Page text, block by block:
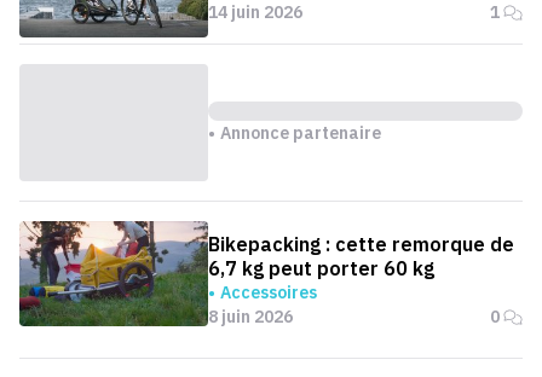
14 juin 2026
1
Annonce partenaire
Bikepacking : cette remorque de
6,7 kg peut porter 60 kg
Accessoires
8 juin 2026
0